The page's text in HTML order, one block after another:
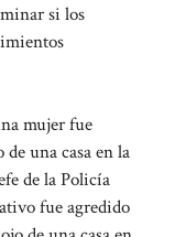
si los
mujer fue
una casa en la
de la Policía
fue agredido